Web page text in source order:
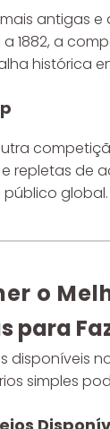
antigas
1882, a
histórica
repletas de
global.
o
para
disponíveis
simples